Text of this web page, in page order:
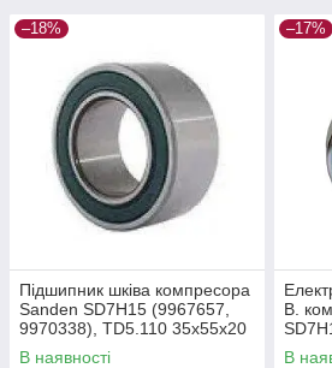
–18%
Підшипник шківа компресора
Sanden SD7H15 (9967657,
9970338), TD5.110 35х55х20
мм.
В наявності
–17%
В.
32)
В